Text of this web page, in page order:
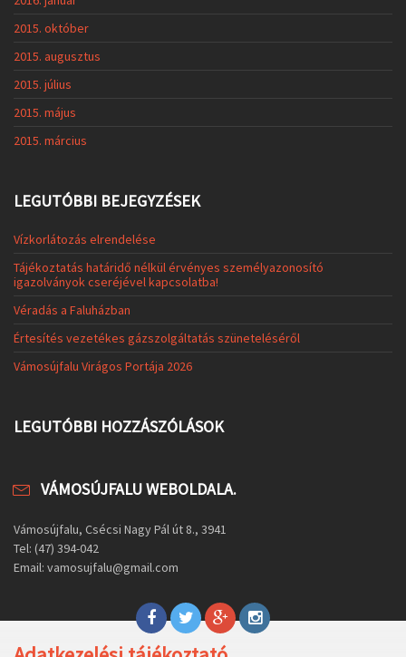
2015. október
2015. augusztus
2015. július
2015. május
2015. március
LEGUTÓBBI BEJEGYZÉSEK
Vízkorlátozás elrendelése
Tájékoztatás határidő nélkül érvényes személyazonosító
igazolványok cseréjével kapcsolatba!
Véradás a Faluházban
Értesítés vezetékes gázszolgáltatás szüneteléséről
Vámosújfalu Virágos Portája 2026
LEGUTÓBBI HOZZÁSZÓLÁSOK
VÁMOSÚJFALU WEBOLDALA.
Vámosújfalu, Csécsi Nagy Pál út 8., 3941
Tel: (47) 394-042
Email: vamosujfalu@gmail.com